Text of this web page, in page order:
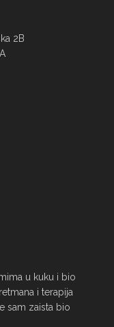
2B
u kuku i bio
i terapija
sam zaista bio